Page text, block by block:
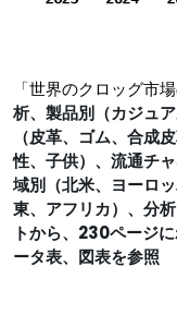
「世界のクロッグ市
析、製品別（カジュ
（皮革、ゴム、合成
性、子供）、流通チ
域別（北米、ヨーロ
東、アフリカ）、分
トから、230ページ
ータ表、図表を参照